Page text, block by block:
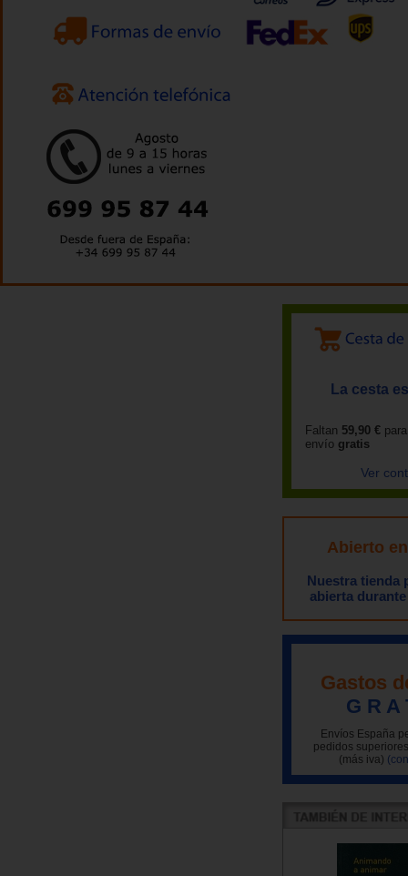
La cesta
Faltan 59,90 €
envío gratis
Ver
Abierto
Nuestra tienda
abierta
Gastos
G R A
Envíos España
pedidos
(más iva)